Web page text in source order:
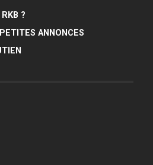
?
ANNONCES